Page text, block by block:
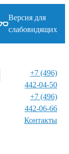
Версия для
слабовидящих
+7 (496)
442-04-50
+7 (496)
442-06-66
Контакты⁠